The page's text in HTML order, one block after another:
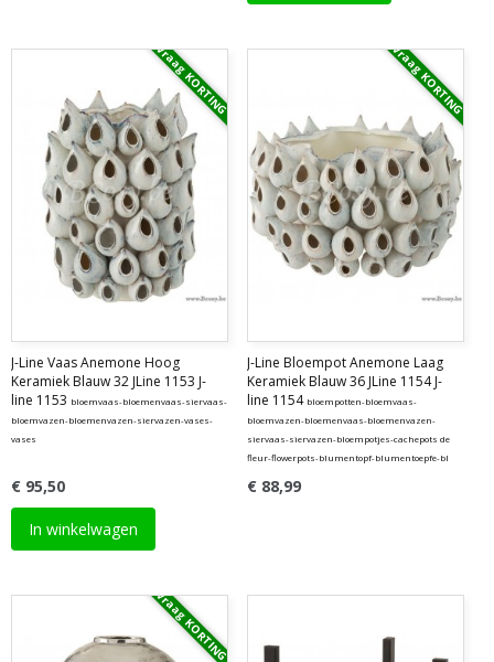
Vraag KORTING
J-Line Vaas Anemone Hoog
Keramiek Blauw 32 JLine 1153 J-
line 1153 bloemvaas-bloemenvaas-siervaas-
bloemvazen-bloemenvazen-siervazen-vases-
vases
€ 95,50
In winkelwagen
Vraag KORTING
J-Line Bloempot Anemone Laag
Keramiek Blauw 36 JLine 1154 J-
line 1154 bloempotten-bloemvaas-
bloemvazen-bloemenvaas-bloemenvazen-
siervaas-siervazen-bloempotjes-cachepots de
fleur-flowerpots-blumentopf-blumentoepfe-bl
€ 88,99
Vraag KORTING